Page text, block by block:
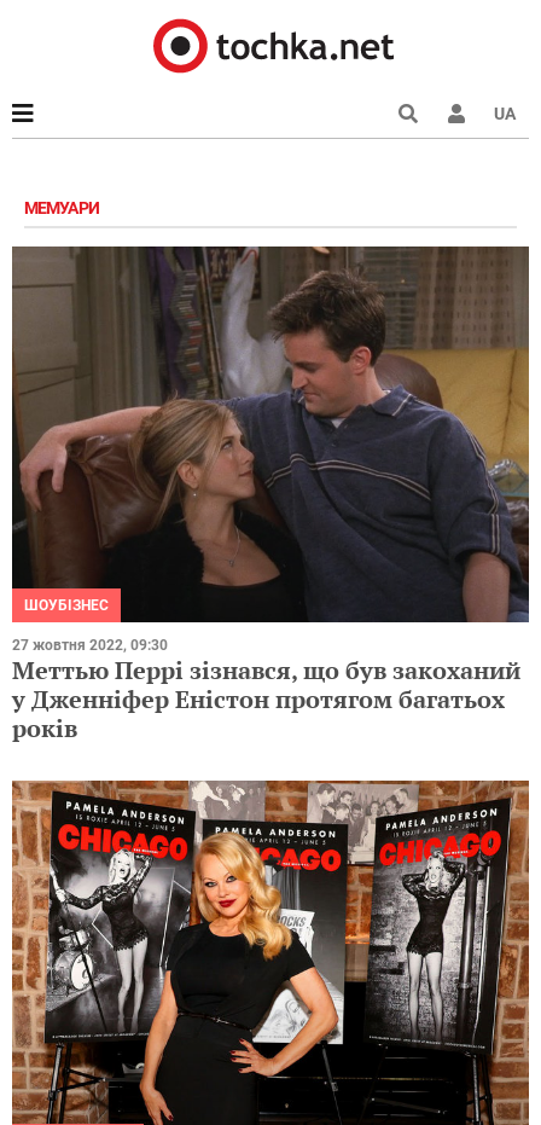
UA
МЕМУАРИ
ШОУБІЗНЕС
27 жовтня 2022, 09:30
Меттью Перрі зізнався, що був закоханий
у Дженніфер Еністон протягом багатьох
років